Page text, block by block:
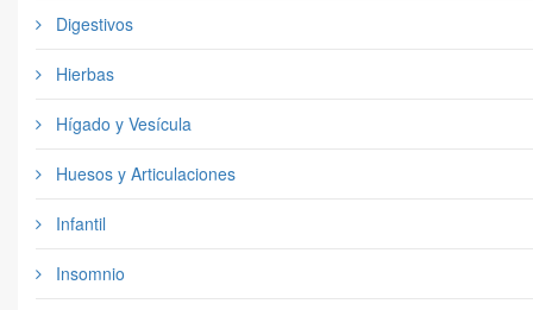
Digestivos
Hierbas
Hígado y Vesícula
Huesos y Articulaciones
Infantil
Insomnio